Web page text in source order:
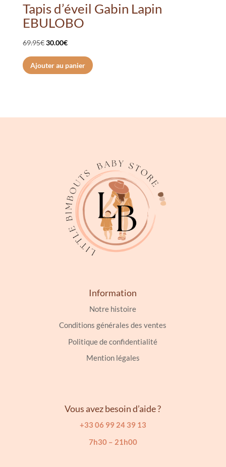
Tapis d’éveil Gabin Lapin
EBULOBO
69.95€Le
prix
initial
30.00€Le
prix
actuel
Ajouter au panier
Information
Notre histoire
Conditions générales des ventes
Politique de confidentialité
Mention légales
Vous avez besoin d’aide ?
+33 06 99 24 39 13
7h30 – 21h00